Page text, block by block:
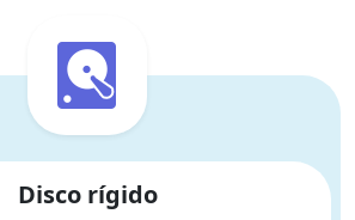
Disco rígido